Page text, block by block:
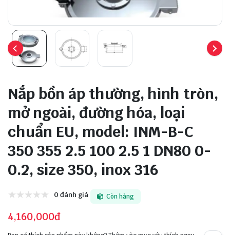
Nắp bồn áp thường, hình tròn,
mở ngoài, đường hóa, loại
chuẩn EU, model: INM-B-C
350 355 2.5 100 2.5 1 DN80 0-
0.2, size 350, inox 316
0 đánh giá Còn hàng
4,160,000đ